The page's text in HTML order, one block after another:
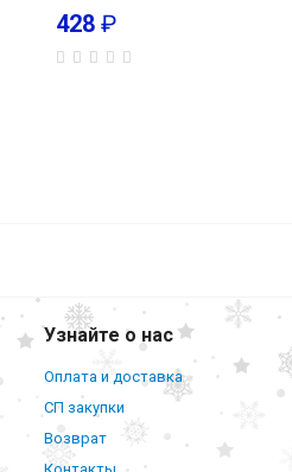
428 ₽
Узнайте о нас
Оплата и доставка
СП закупки
Возврат